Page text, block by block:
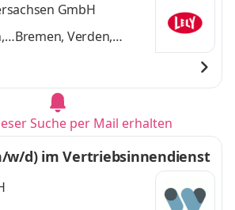
GmbH
Bremen, Verden,
Suche per Mail erhalten
d) im Vertriebsinnendienst